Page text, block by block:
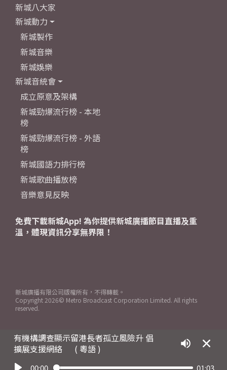
有機構調查顯示留港長者孤立風險升 倡
擴展支援網絡
( 粵語 )
00:00 01:03
新城八大家
新城動力
新城製作
新城音樂
新城娛樂
新城音統會
成立原意及架構
新城勁爆流行榜 - 本地
榜
新城勁爆流行榜 - 外語
榜
新城國語力排行榜
新城歌曲播放榜
音樂意見反映
免費下載新城App! 為你提供新城廣播節目直播及重
溫，體現資訊分享無界限！
新城廣播有限公司版權所有，不得轉載。
Copyright 2026© Metro Broadcast Corporation Limited. All rights
reserved.